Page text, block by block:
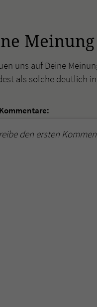
uns auf Deine
als solche deutlich
den ersten